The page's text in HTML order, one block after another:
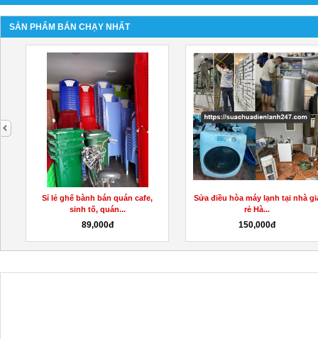
SẢN PHẨM BÁN CHẠY NHẤT
Sỉ lẻ ghế bành bán quán cafe,
sinh tố, quán...
89,000đ
Sửa điều hòa máy lạnh tại nhà
rẻ Hà...
150,000đ
next